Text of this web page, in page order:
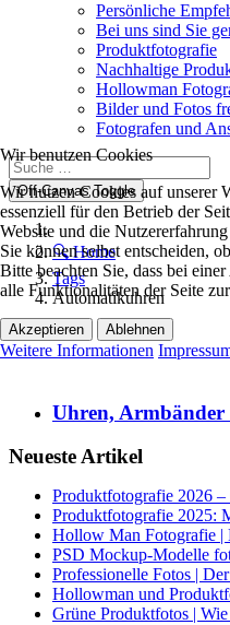
Persönliche
Bei uns sind Sie
Produktfotografie
Nachhaltige
Hollowman
Bilder und Fotos
Fotografen und
Off-Canvas Toggle
🔍 Home
Tags
Automatikuhren
Uhren,
Neueste Artikel
Produktfotografie 2026
Produktfotografie 2025:
Hollow Man Fotografie |
PSD Mockup-Modelle
Professionelle Fotos |
Hollowman und
Grüne Produktfotos |
Wir benutzen Cookies
Wir nutzen Cookies auf unserer
essenziell für den Betrieb der
Website und die
Sie können selbst entscheiden,
Bitte beachten Sie, dass bei
alle Funktionalitäten der Seite
Akzeptieren Ablehnen
Weitere Informationen